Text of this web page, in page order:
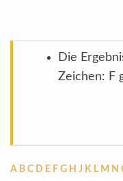
Die
Zeichen: F
A B C D E F G H J K L M N